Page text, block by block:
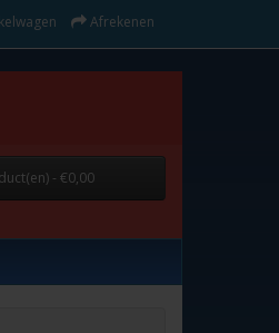
Afrekenen
- €0,00